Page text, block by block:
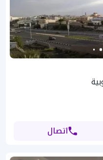
اتصال